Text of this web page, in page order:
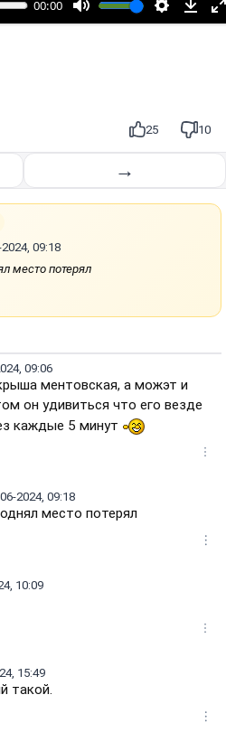
00:00
и
25 10
→
09:18
место потерял
09:06
ментовская, а можэт и
он удивиться что его везде
каждые 5 минут
2024, 09:18
место потерял
10:09
15:49
такой.